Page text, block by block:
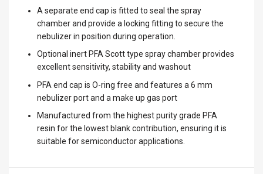
A separate end cap is fitted to seal the spray
chamber and provide a locking fitting to secure the
nebulizer in position during operation.
Optional inert PFA Scott type spray chamber provides
excellent sensitivity, stability and washout
PFA end cap is O-ring free and features a 6 mm
nebulizer port and a make up gas port
Manufactured from the highest purity grade PFA
resin for the lowest blank contribution, ensuring it is
suitable for semiconductor applications.